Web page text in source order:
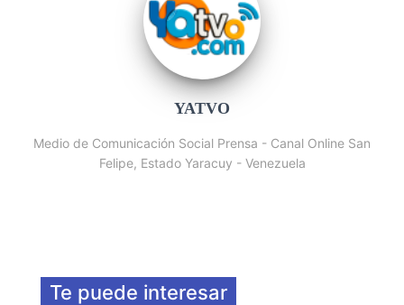
YATVO
Medio de Comunicación Social Prensa - Canal Online San
Felipe, Estado Yaracuy - Venezuela
Te puede interesar